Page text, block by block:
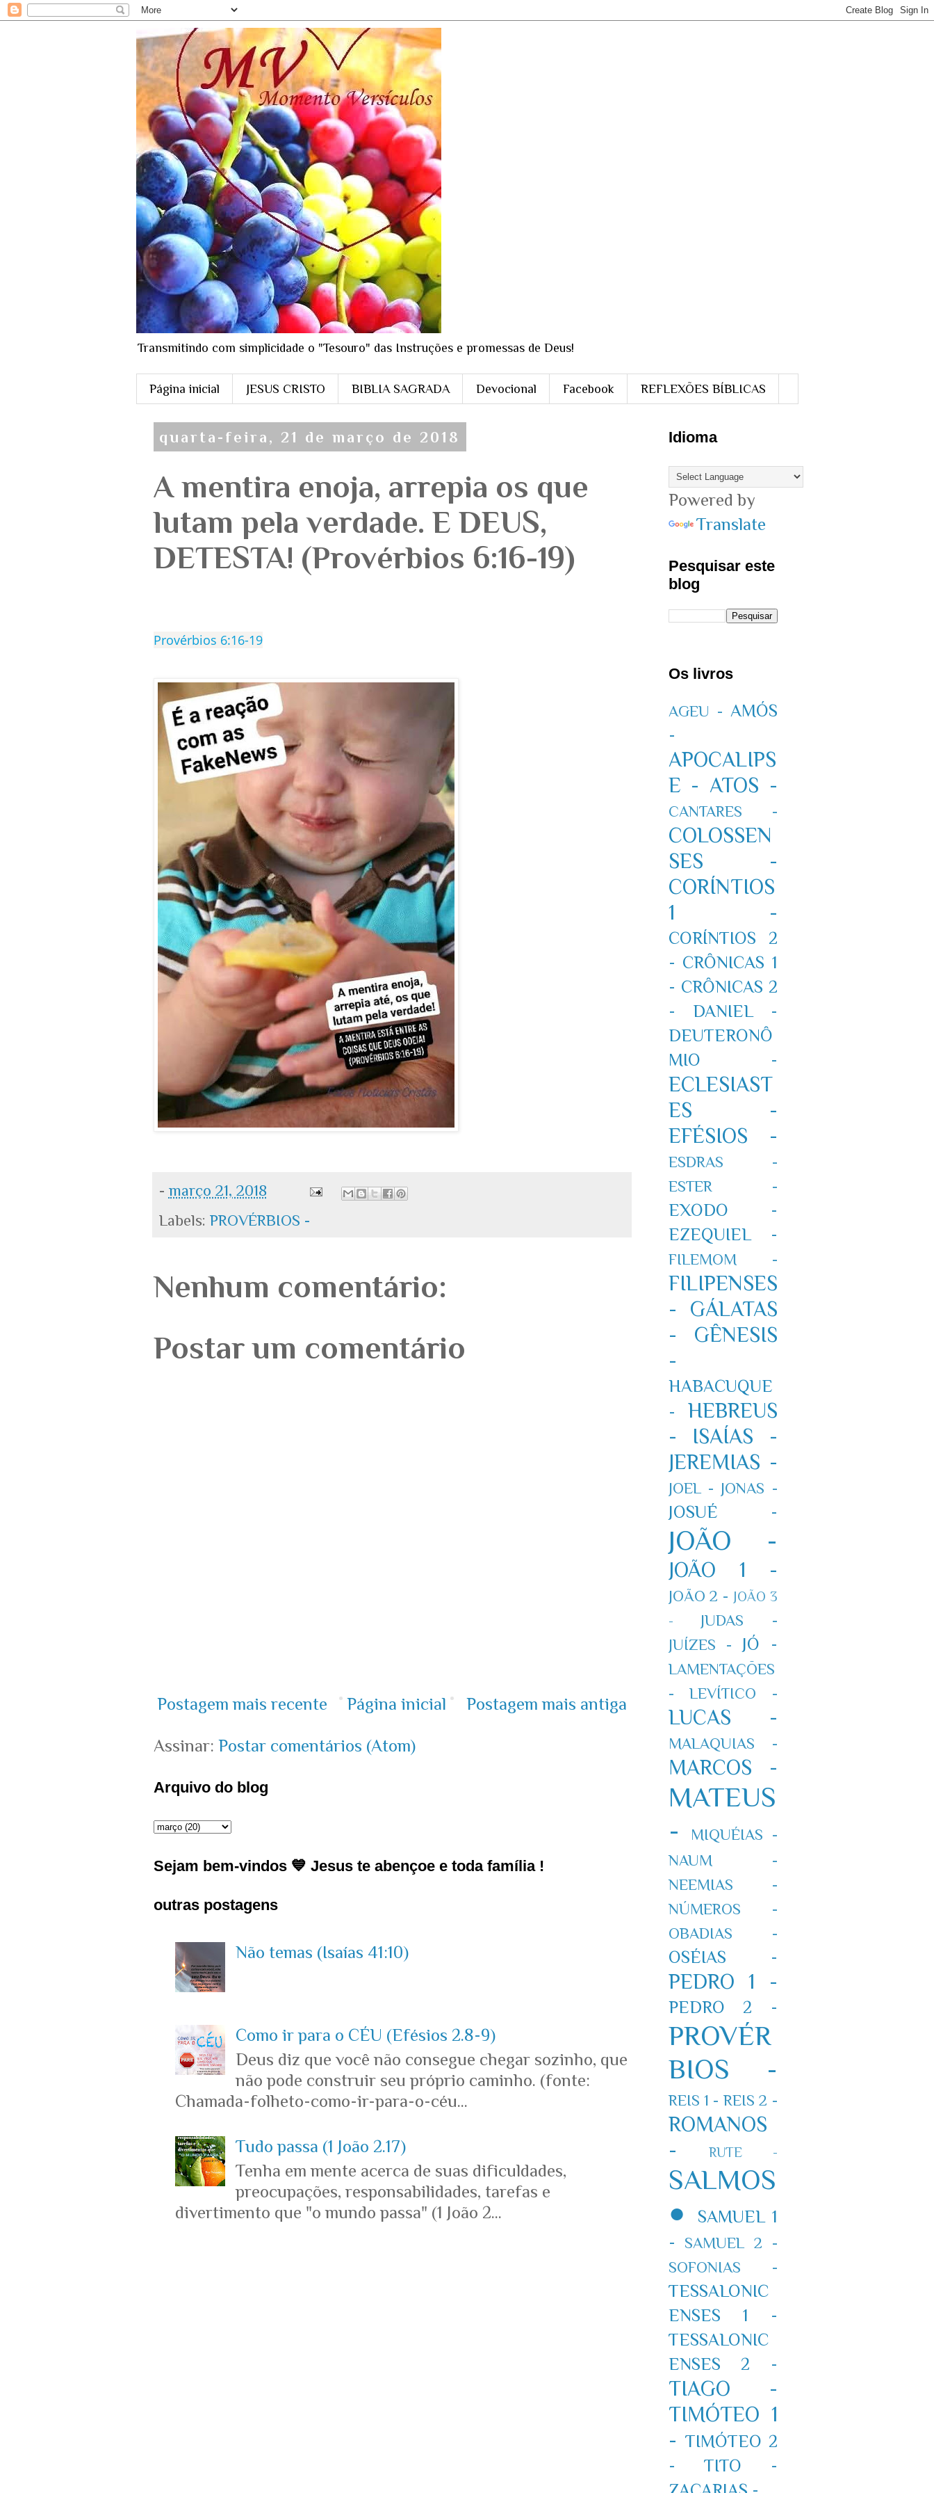
Transmitindo com simplicidade o "Tesouro" das Instruções e promessas de Deus!
Página inicial JESUS CRISTO BIBLIA SAGRADA Devocional Facebook REFLEXÕES BÍBLICAS
quarta-feira, 21 de março de 2018
A mentira enoja, arrepia os que
lutam pela verdade. E DEUS,
DETESTA! (Provérbios 6:16-19)
Provérbios 6:16-19
- março 21, 2018
Labels: PROVÉRBIOS -
Nenhum comentário:
Postar um comentário
Postagem mais recente Postagem mais antiga
Página inicial
Assinar: Postar comentários (Atom)
Arquivo do blog
Sejam bem-vindos 💙 Jesus te abençoe e toda família !
outras postagens
Não temas (Isaías 41:10)
Como ir para o CÉU (Efésios 2.8-9)
Deus diz que você não consegue chegar sozinho, que
não pode construir seu próprio caminho. (fonte:
Chamada-folheto-como-ir-para-o-céu...
Tudo passa (1 João 2.17)
Tenha em mente acerca de suas dificuldades,
preocupações, responsabilidades, tarefas e
divertimento que "o mundo passa" (1 João 2...
Idioma
Powered by
Translate
Pesquisar este
blog
Os livros
AGEU - AMÓS
-
APOCALIPS
E - ATOS -
CANTARES -
COLOSSEN
SES -
CORÍNTIOS
1 -
CORÍNTIOS 2
- CRÔNICAS 1
- CRÔNICAS 2
-
DANIEL -
DEUTERONÔ
MIO -
ECLESIAST
ES -
EFÉSIOS -
ESDRAS -
ESTER -
EXODO -
EZEQUIEL -
FILEMOM -
FILIPENSES
-
GÁLATAS
-
GÊNESIS
-
HABACUQUE
-
HEBREUS
-
ISAÍAS -
JEREMIAS -
JOEL - JONAS -
JOSUÉ -
JOÃO -
JOÃO 1 -
JOÃO 2 - JOÃO 3
-
JUDAS -
JUÍZES -
JÓ -
LAMENTAÇÕES
-
LEVÍTICO -
LUCAS -
MALAQUIAS -
MARCOS -
MATEUS
-
MIQUÉIAS -
NAUM -
NEEMIAS -
NÚMEROS -
OBADIAS -
OSÉIAS -
PEDRO 1 -
PEDRO 2 -
PROVÉR
BIOS -
REIS 1 - REIS 2 -
ROMANOS
-
RUTE -
SALMOS
●
SAMUEL 1
-
SAMUEL 2 -
SOFONIAS -
TESSALONIC
ENSES 1 -
TESSALONIC
ENSES 2 -
TIAGO -
TIMÓTEO 1
- TIMÓTEO 2
-
TITO -